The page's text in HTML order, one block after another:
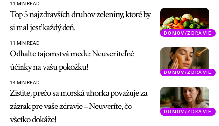
11 MIN READ
DOMOV/ZDRAVIE
Top 5 najzdravších druhov zeleniny, ktoré by
si mal jesť každý deň.
11 MIN READ
DOMOV/ZDRAVIE
Odhalte tajomstvá medu: Neuveriteľné
účinky na vašu pokožku!
14 MIN READ
DOMOV/ZDRAVIE
Zistite, prečo sa morská uhorka považuje za
zázrak pre vaše zdravie – Neuveríte, čo
všetko dokáže!